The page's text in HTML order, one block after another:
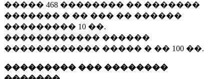
����� 468 �������� �� �������
������� � �� ��� �� ������
��������� 10 ��.
������������ ������
������������ ����� � �� 100 ��.
��������� ��� ��������